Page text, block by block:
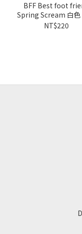
BFF Best foot
Spring Scream 白色
春吶 刺繡 中筒襪 長
NT$220